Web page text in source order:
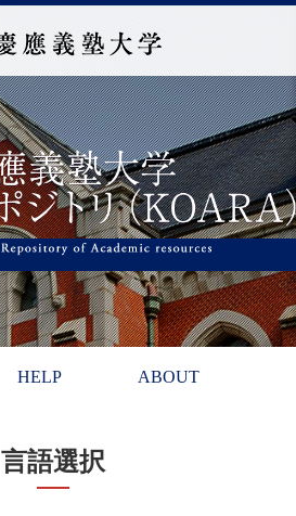
HELP ABOUT
言語選択